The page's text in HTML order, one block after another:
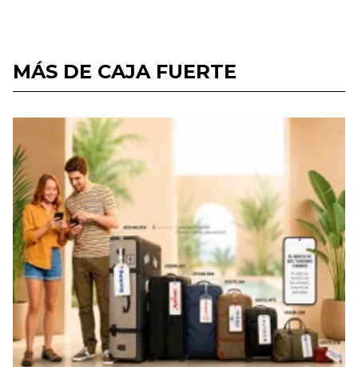
MÁS DE CAJA FUERTE